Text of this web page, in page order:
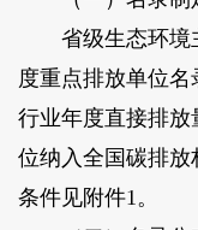
省级生态环境主
度重点排放单位
行业年度直接排放
位纳入全国碳排
条件见附件1。